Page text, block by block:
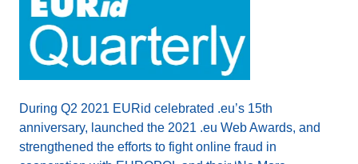
During Q2 2021 EURid celebrated .eu’s 15th
anniversary, launched the 2021 .eu Web Awards, and
strengthened the efforts to fight online fraud in